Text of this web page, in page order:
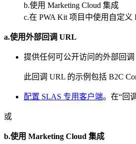
b.使用 Marketing Cloud 集成
c.在 PWA Kit 项目中使用自定义
a.使用外部回调 URL
提供任何可公开访问的外部回
此回调 URL 的示例包括 B2C
配置 SLAS 专用客户端。在“回
或
b.使用 Marketing Cloud 集成